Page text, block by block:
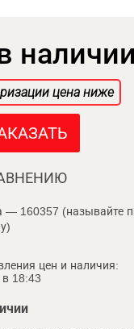
наличии
цена ниже
— 160357 (называйте
цен и наличия:
18:43